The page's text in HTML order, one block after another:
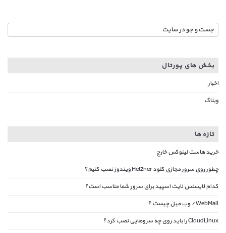
بخش های پورتال
اخبار
وبلاگ
تازه ها
خرید هاست لینوکس خارج
چطور روی سرور مجازی کلود Hetzner ویندوز نصب کنیم؟
کدام لایسنس لایت اسپید برای سرور شما مناسب است؟
WebMail / وب میل چیست ؟
CloudLinux را باید روی چه سروهایی نصب کرد؟